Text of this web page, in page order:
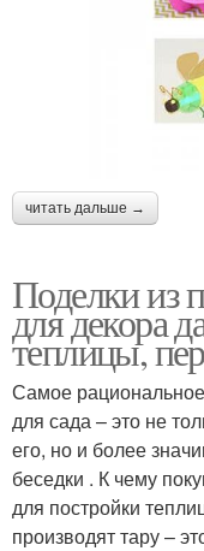
читать дальше →
Поделки из
для декора
теплицы,
Самое
для сада – это не
его, но и более
беседки . К чему
для постройки
производят тару –